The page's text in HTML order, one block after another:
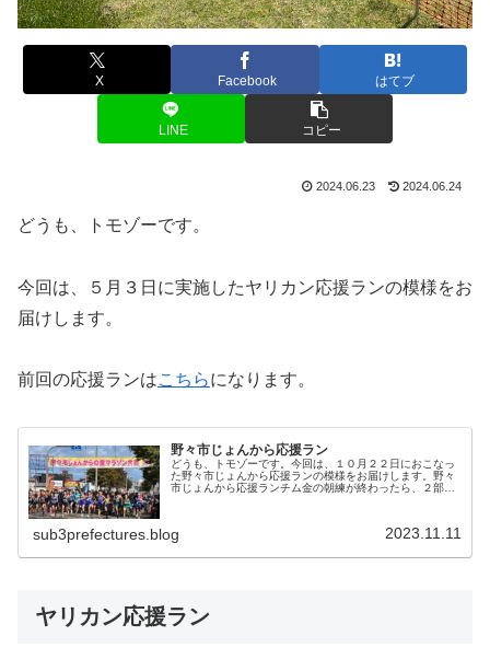
X Facebook はてブ
LINE コピー
2024.06.23 2024.06.24
どうも、トモゾーです。
今回は、５月３日に実施したヤリカン応援ランの模様をお
届けします。
前回の応援ランはこちらになります。
野々市じょんから応援ラン
どうも、トモゾーです。今回は、１０月２２日におこなっ
た野々市じょんから応援ランの模様をお届けします。野々
市じょんから応援ランチム金の朝練が終わったら、２部練
sub3prefectures.blog 2023.11.11
ヤリカン応援ラン